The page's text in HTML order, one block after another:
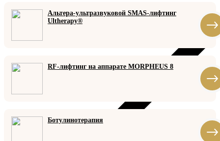
Альтера-ультразвуковой SMAS-лифтинг
Ultherapy®
RF-лифтинг на аппарате MORPHEUS 8
Ботулинотерапия